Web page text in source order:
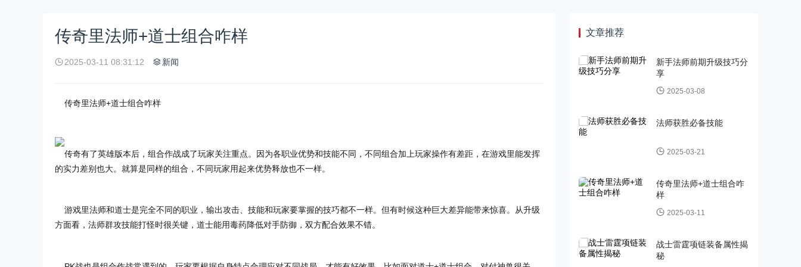
传奇里法师+道士组合咋样
2025-03-11 08:31:12 新闻
传奇里法师+道士组合咋样
传奇有了英雄版本后，组合作战成了玩家关注重点。因为各职业优势和技能不同，不同组合加上玩家操作有差距，在游戏里能发挥
的实力差别也大。就算是同样的组合，不同玩家用起来优势释放也不一样。
游戏里法师和道士是完全不同的职业，输出攻击、技能和玩家要掌握的技巧都不一样。但有时候这种巨大差异能带来惊喜。从升级
方面看，法师群攻技能打怪时很关键，道士能用毒药降低对手防御，双方配合效果不错。
文章推荐
新手法师前期升级技巧分
享
2025-03-08
法师获胜必备技能
2025-03-21
传奇里法师+道士组合咋
样
2025-03-11
战士雷霆项链装备属性揭
秘